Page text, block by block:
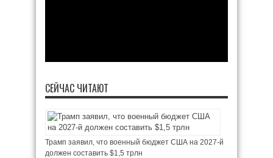
СЕЙЧАС ЧИТАЮТ
Трамп заявил, что военный бюджет США на 2027-й
должен составить $1,5 трлн